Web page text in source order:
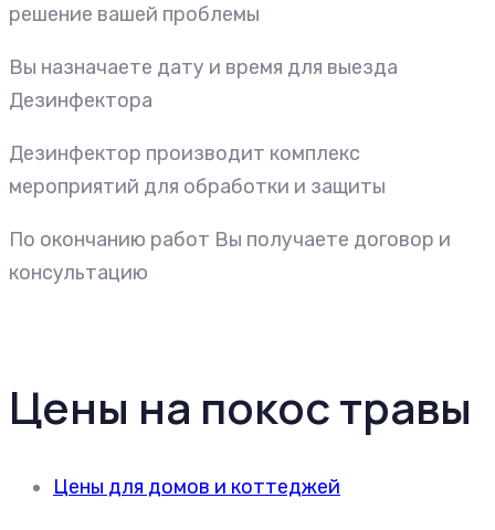
решение вашей проблемы
Вы назначаете дату и время для выезда
Дезинфектора
Дезинфектор производит комплекс
мероприятий для обработки и защиты
По окончанию работ Вы получаете договор и
консультацию
Цены на покос травы
Цены для домов и коттеджей